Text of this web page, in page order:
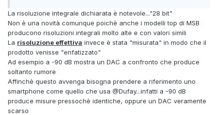
La risoluzione integrale dichiarata è notevole..."28 bit"
Non è una novità comunque poichè anche i modelli top di MSB
producono risoluzioni integrali molto alte e con valori simili
La risoluzione effettiva invece è stata "misurata" in modo che il
prodotto venisse "enfatizzato"
Ad esempio a -90 dB mostra un DAC a confronto che produce
soltanto rumore
Affinchè questo avvenga bisogna prendere a riferimento uno
smartphone come quello che usa @Dufay...infatti a -90 dB
produce misure pressochè identiche, oppure un DAC veramente
scarso